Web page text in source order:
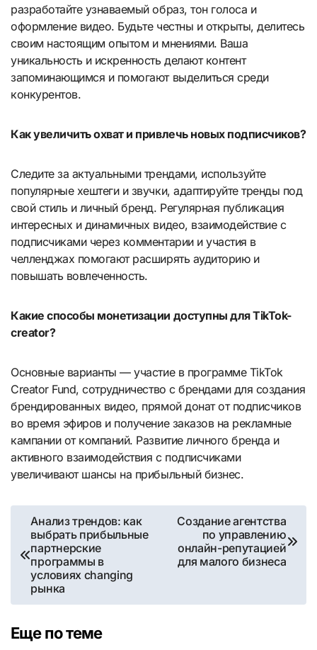
разработайте узнаваемый образ, тон голоса и
оформление видео. Будьте честны и открыты, делитесь
своим настоящим опытом и мнениями. Ваша
уникальность и искренность делают контент
запоминающимся и помогают выделиться среди
конкурентов.
Как увеличить охват и привлечь новых подписчиков?
Следите за актуальными трендами, используйте
популярные хештеги и звучки, адаптируйте тренды под
свой стиль и личный бренд. Регулярная публикация
интересных и динамичных видео, взаимодействие с
подписчиками через комментарии и участия в
челленджах помогают расширять аудиторию и
повышать вовлеченность.
Какие способы монетизации доступны для TikTok-
creator?
Основные варианты — участие в программе TikTok
Creator Fund, сотрудничество с брендами для создания
брендированных видео, прямой донат от подписчиков
во время эфиров и получение заказов на рекламные
кампании от компаний. Развитие личного бренда и
активного взаимодействия с подписчиками
увеличивают шансы на прибыльный бизнес.
Навигация
по
записям
Анализ трендов: как
выбрать прибыльные
партнерские
программы в
условиях changing
рынка
Создание агентства
по управлению
онлайн-репутацией
для малого бизнеса
Еще по теме